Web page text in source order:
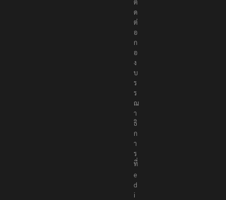
ติ
ด
ต่
อ
ก
อ
ง
บ
ร
ร
ณ
า
ธิ
ก
า
ร
ที่
e
d
i